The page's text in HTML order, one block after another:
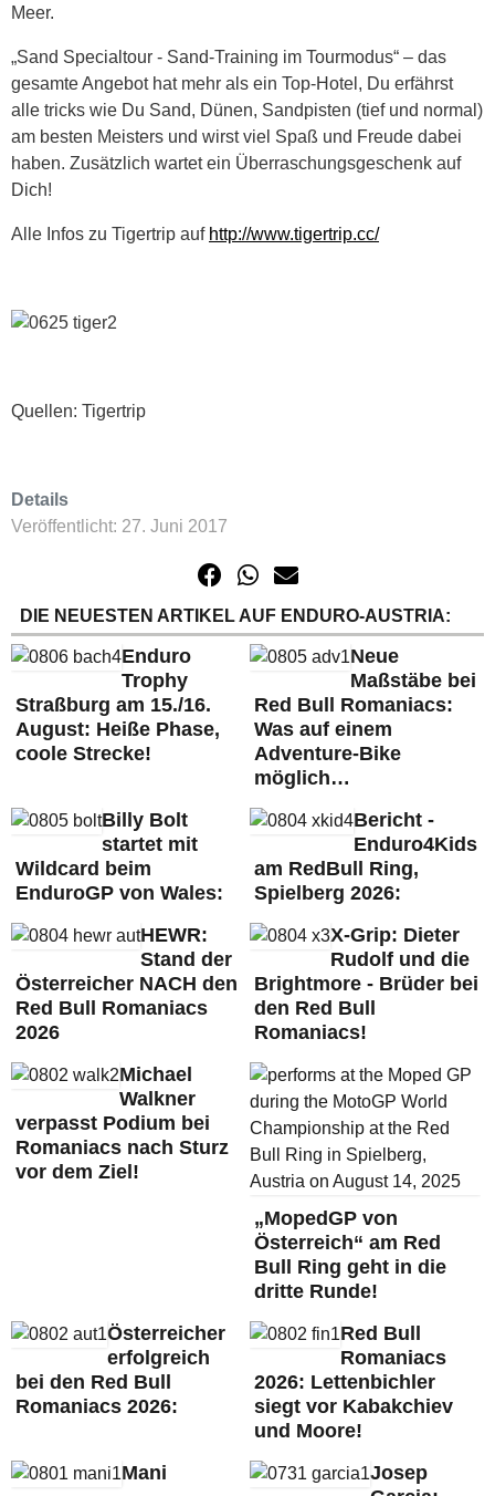
Meer.
„Sand Specialtour - Sand-Training im Tourmodus“ – das
gesamte Angebot hat mehr als ein Top-Hotel, Du erfährst
alle tricks wie Du Sand, Dünen, Sandpisten (tief und normal)
am besten Meisters und wirst viel Spaß und Freude dabei
haben. Zusätzlich wartet ein Überraschungsgeschenk auf
Dich!
Alle Infos zu Tigertrip auf http://www.tigertrip.cc/
Quellen: Tigertrip
Details
Veröffentlicht: 27. Juni 2017
DIE NEUESTEN ARTIKEL AUF ENDURO-AUSTRIA:
Enduro
Trophy
Straßburg am 15./16.
August: Heiße Phase,
coole Strecke!
Neue
Maßstäbe bei
Red Bull Romaniacs:
Was auf einem
Adventure-Bike
möglich…
Billy Bolt
startet mit
Wildcard beim
EnduroGP von Wales:
Bericht -
Enduro4Kids
am RedBull Ring,
Spielberg 2026:
HEWR:
Stand der
Österreicher NACH den
Red Bull Romaniacs
2026
X-Grip: Dieter
Rudolf und die
Brightmore - Brüder bei
den Red Bull
Romaniacs!
Michael
Walkner
verpasst Podium bei
Romaniacs nach Sturz
vor dem Ziel!
„MopedGP von
Österreich“ am Red
Bull Ring geht in die
dritte Runde!
Österreicher
erfolgreich
bei den Red Bull
Romaniacs 2026:
Red Bull
Romaniacs
2026: Lettenbichler
siegt vor Kabakchiev
und Moore!
Mani
Josep